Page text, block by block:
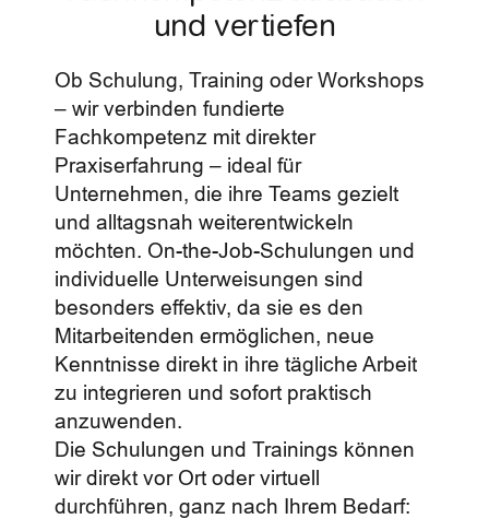
Kontakt
und vertiefen
Ob Schulung, Training oder Workshops
– wir verbinden fundierte
Fachkompetenz mit direkter
Praxiserfahrung – ideal für
Unternehmen, die ihre Teams gezielt
und alltagsnah weiterentwickeln
möchten. On-the-Job-Schulungen und
individuelle Unterweisungen sind
besonders effektiv, da sie es den
Mitarbeitenden ermöglichen, neue
Kenntnisse direkt in ihre tägliche Arbeit
zu integrieren und sofort praktisch
anzuwenden.
Die Schulungen und Trainings können
wir direkt vor Ort oder virtuell
durchführen, ganz nach Ihrem Bedarf: